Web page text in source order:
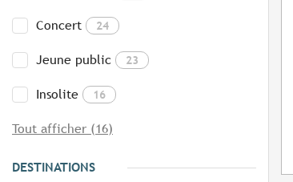
Concert 24
Jeune public 23
Insolite 16
Tout afficher (16)
DESTINATIONS